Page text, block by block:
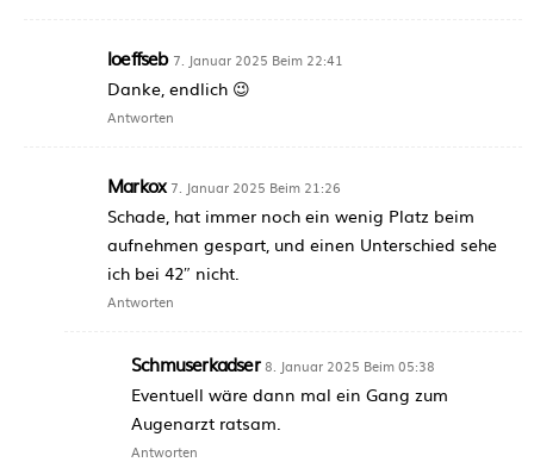
loeffseb 7. Januar 2025 Beim 22:41
Danke, endlich 😉
Antworten
Markox 7. Januar 2025 Beim 21:26
Schade, hat immer noch ein wenig Platz beim
aufnehmen gespart, und einen Unterschied sehe
ich bei 42″ nicht.
Antworten
Schmuserkadser 8. Januar 2025 Beim 05:38
Eventuell wäre dann mal ein Gang zum
Augenarzt ratsam.
Antworten